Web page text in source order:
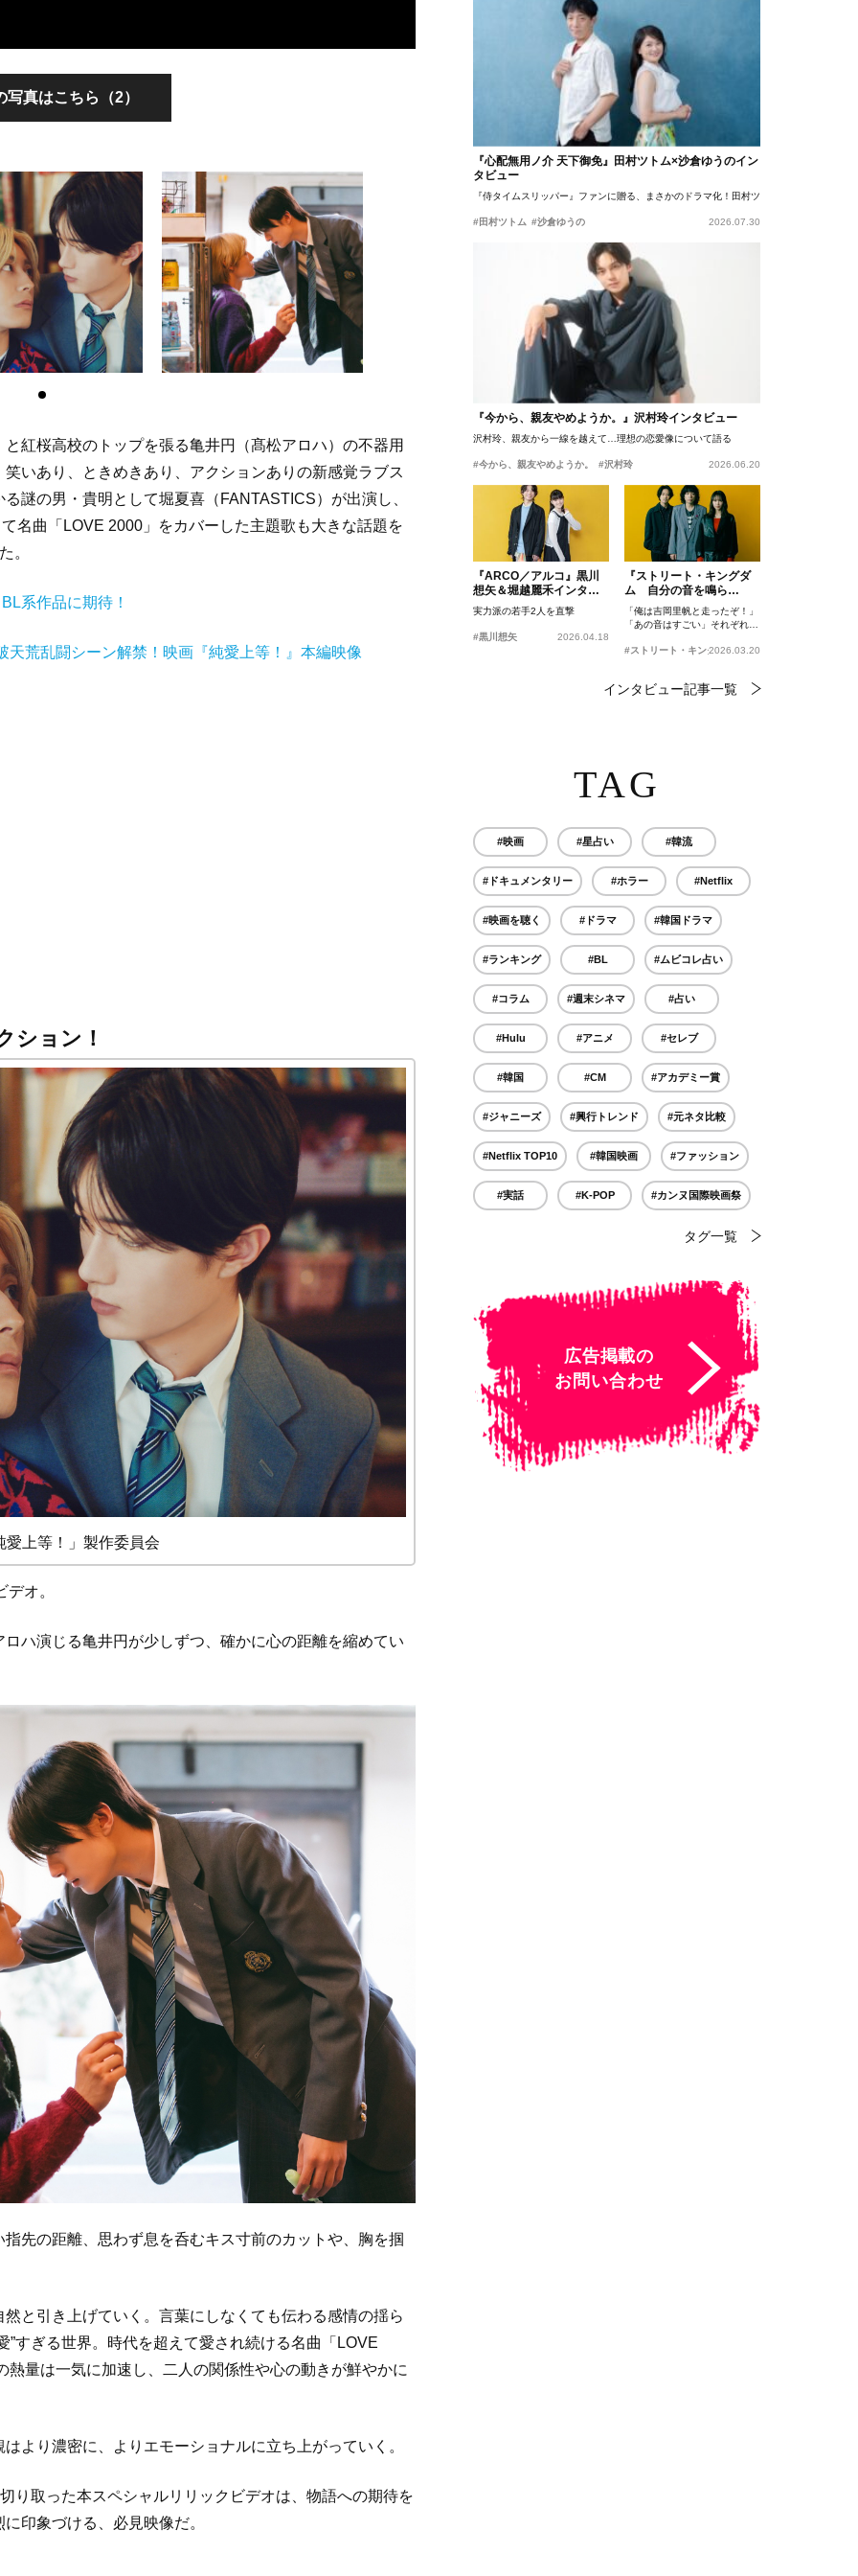
写真はこちら（2）
紅桜高校のトップを張る亀井円（髙松アロハ）の不器用
いあり、ときめきあり、アクションありの新感覚ラブス
謎の男・貴明として堀夏喜（FANTASTICS）が出演し、
名曲「LOVE 2000」をカバーした主題歌も大きな話題を
。
系作品に期待！
荒乱闘シーン解禁！映画『純愛上等！』本編映像
ション！
愛上等！」製作委員会
オ。
ハ演じる亀井円が少しずつ、確かに心の距離を縮めてい
先の距離、思わず息を呑むキス寸前のカットや、胸を掴
と引き上げていく。言葉にしなくても伝わる感情の揺ら
すぎる世界。時代を超えて愛され続ける名曲「LOVE
量は一気に加速し、二人の関係性や心の動きが鮮やかに
より濃密に、よりエモーショナルに立ち上がっていく。
り取った本スペシャルリリックビデオは、物語への期待を
印象づける、必見映像だ。
『心配無用ノ介 天下御免』田村ツトム×沙倉ゆうのイン
タビュー
『侍タイムスリッパー』ファンに贈る、まさかのドラマ化！田村ツトム×沙倉ゆうのが語
#田村ツトム #沙倉ゆうの 2026.07.30
『今から、親友やめようか。』沢村玲インタビュー
沢村玲、親友から一線を越えて…理想の恋愛像について語る
#今から、親友やめようか。 #沢村玲 2026.06.20
『ARCO／アルコ』黒川
想矢＆堀越麗禾インタビ
ュー
実力派の若手2人を直撃
#黒川想矢 2026.04.18
『ストリート・キングダ
ム 自分の音を鳴ら
せ。』峯田和伸、若葉竜
也、吉岡里帆インタビュ
ー
「俺は吉岡里帆と走ったぞ！」
「あの音はすごい」それぞれの
#ストリート・キングダム 自分の音を鳴らせ。
2026.03.20
インタビュー記事一覧
TAG
#映画 #星占い #韓流
#ドキュメンタリー #ホラー #Netflix
#映画を聴く #ドラマ #韓国ドラマ
#ランキング #BL #ムビコレ占い
#コラム #週末シネマ #占い
#Hulu #アニメ #セレブ
#韓国 #CM #アカデミー賞
#ジャニーズ #興行トレンド #元ネタ比較
#Netflix TOP10 #韓国映画 #ファッション
#実話 #K-POP #カンヌ国際映画祭
タグ一覧
広告掲載の
お問い合わせ